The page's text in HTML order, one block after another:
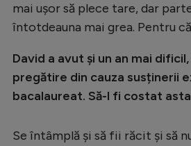
mai ușor să plece tare, dar
întotdeauna mai grea. Pentru
David a avut și un an mai
pregătire din cauza susținerii
bacalaureat. Să-l fi costat
Se întâmplă și să fii răcit și să